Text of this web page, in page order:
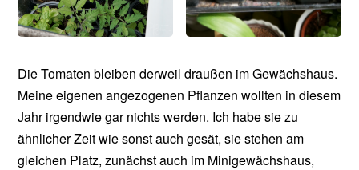
Die Tomaten bleiben derweil draußen im Gewächshaus.
Meine eigenen angezogenen Pflanzen wollten in diesem
Jahr irgendwie gar nichts werden. Ich habe sie zu
ähnlicher Zeit wie sonst auch gesät, sie stehen am
gleichen Platz, zunächst auch im Minigewächshaus,